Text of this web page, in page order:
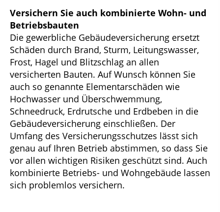
Versichern Sie auch kombinierte Wohn- und
Betriebsbauten
Die gewerbliche Gebäudeversicherung ersetzt
Schäden durch Brand, Sturm, Leitungswasser,
Frost, Hagel und Blitzschlag an allen
versicherten Bauten. Auf Wunsch können Sie
auch so genannte Elementarschäden wie
Hochwasser und Überschwemmung,
Schneedruck, Erdrutsche und Erdbeben in die
Gebäudeversicherung einschließen. Der
Umfang des Versicherungsschutzes lässt sich
genau auf Ihren Betrieb abstimmen, so dass Sie
vor allen wichtigen Risiken geschützt sind. Auch
kombinierte Betriebs- und Wohngebäude lassen
sich problemlos versichern.